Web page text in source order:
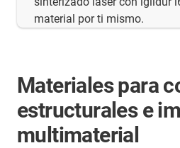
material por ti mismo.
Materiales para
estructurales e
multimaterial